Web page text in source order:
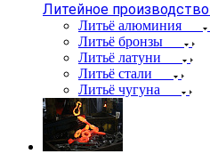
Литейное производство
Литьё алюминия
Литьё бронзы
Литьё латуни
Литьё стали
Литьё чугуна